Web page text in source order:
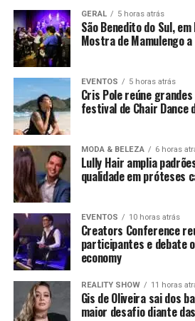
GERAL 5 horas atrás
São Benedito do Sul,
Mostra de Mamulengo
EVENTOS 5 horas atrás
Cris Pole reúne
festival de Chair Dance
MODA & BELEZA 6 horas
Lully Hair amplia
qualidade em próteses
EVENTOS 10 horas atrás
Creators Conference
participantes e debate
economy
REALITY SHOW 11 horas
Gis de Oliveira sai dos
maior desafio diante